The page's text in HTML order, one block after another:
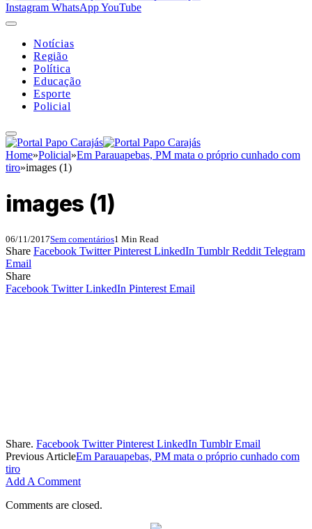
Instagram WhatsAppYouTube
Notícias
Região
Política
Educação
Esporte
Policial
Home»Policial»Em Parauapebas, PM mata o próprio cunhado com
tiro»images (1)
images (1)
06/11/2017Sem comentários1 Min Read
Share Facebook Twitter Pinterest LinkedIn Tumblr Reddit Telegram
Email
Share
Facebook Twitter LinkedIn Pinterest Email
Share. Facebook Twitter Pinterest LinkedIn Tumblr Email
Previous ArticleEm Parauapebas, PM mata o próprio cunhado com
tiro
Add A Comment
Comments are closed.